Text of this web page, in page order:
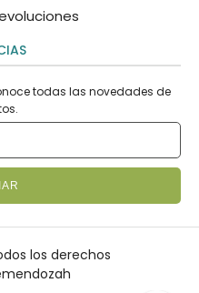
todas las novedades de
los derechos